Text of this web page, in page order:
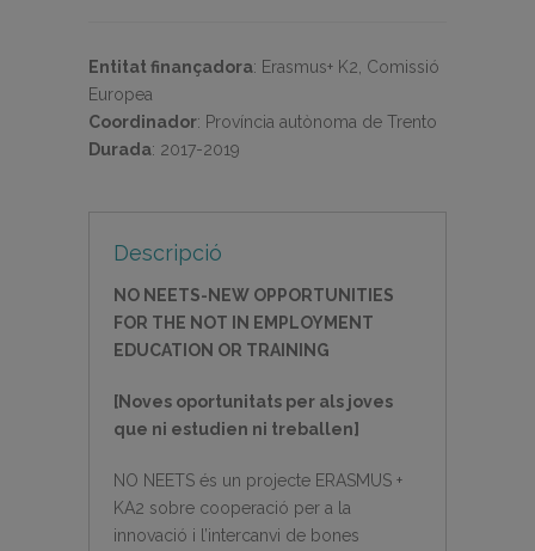
Entitat finançadora: Erasmus+ K2, Comissió
Europea
Coordinador: Província autònoma de Trento
Durada: 2017-2019
Descripció
NO NEETS-NEW OPPORTUNITIES
FOR THE NOT IN EMPLOYMENT
EDUCATION OR TRAINING
[Noves oportunitats per als joves
que ni estudien ni treballen]
NO NEETS és un projecte ERASMUS +
KA2 sobre cooperació per a la
innovació i l’intercanvi de bones